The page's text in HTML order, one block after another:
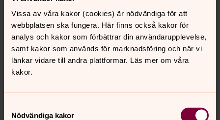
Vissa av våra kakor (cookies) är nödvändiga för att
webbplatsen ska fungera. Här finns också kakor för
analys och kakor som förbättrar din användarupplevelse,
samt kakor som används för marknadsföring och när vi
länkar vidare till andra plattformar. Läs mer om våra
kakor.
Nödvändiga kakor
Senast ändrad 18 juni 2026
Synpunkter eller frågor på sidans
innehåll?
gotene.pastorat@svenskakyrkan.se